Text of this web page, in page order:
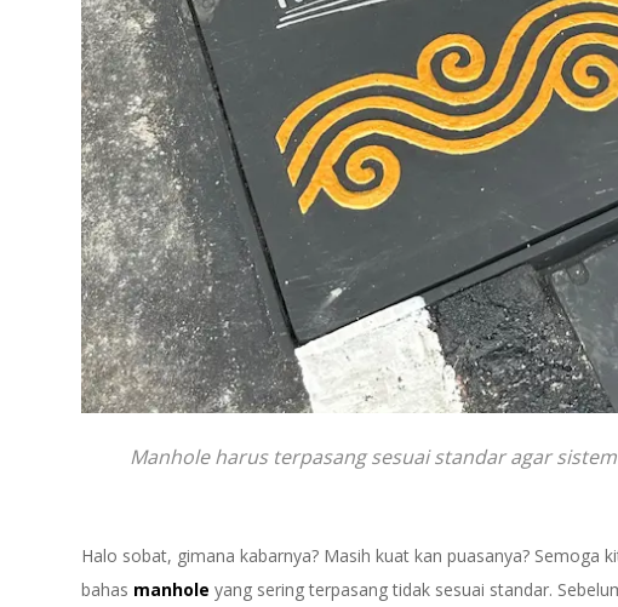
Manhole harus terpasang sesuai standar agar
Halo sobat, gimana kabarnya? Masih kuat kan puasanya? Semoga
bahas manhole yang sering terpasang tidak sesuai standar.